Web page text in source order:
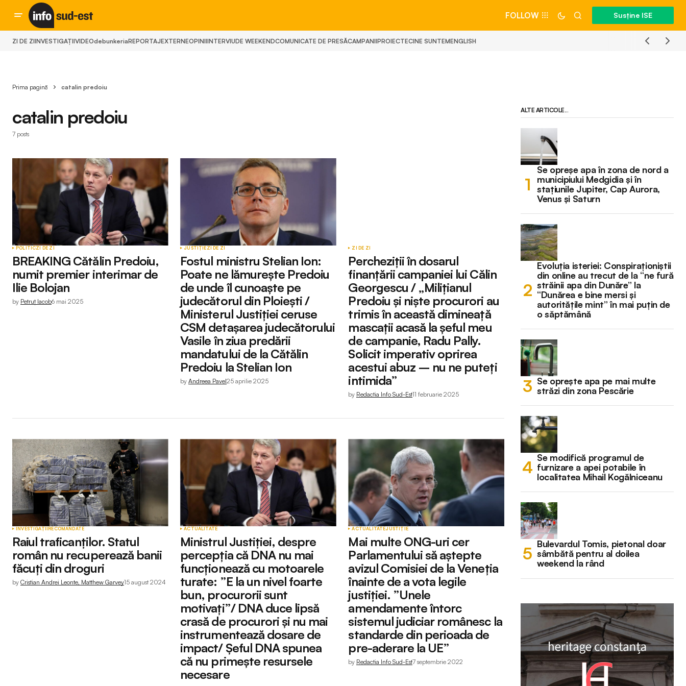
FOLLOW Susține ISE
ZI DE ZIINVESTIGAȚIIVIDEOdebunkeriaREPORTAJEXTERNEOPINIIINTERVIUDE WEEKENDCOMUNICATE DE PRESĂCAMPANIIPROIECTECINE SUNTEMENGLISH
Prima pagină catalin predoiu
catalin predoiu
7 posts
POLITICZI DE ZI
BREAKING Cătălin Predoiu,
numit premier interimar de
Ilie Bolojan
by Petruț Iacob6 mai 2025
JUSTIȚIEZI DE ZI
Fostul ministru Stelian Ion:
Poate ne lămurește Predoiu
de unde îl cunoaște pe
judecătorul din Ploiești /
Ministerul Justiției ceruse
CSM detașarea judecătorului
Vasile în ziua predării
mandatului de la Cătălin
Predoiu la Stelian Ion
by Andreea Pavel25 aprilie 2025
ZI DE ZI
Percheziții în dosarul
finanțării campaniei lui Călin
Georgescu / „Milițianul
Predoiu și niște procurori au
trimis în această dimineață
mascații acasă la șeful meu
de campanie, Radu Pally.
Solicit imperativ oprirea
acestui abuz – nu ne puteți
intimida”
by Redactia Info Sud-Est11 februarie 2025
INVESTIGAȚIIRECOMANDATE
Raiul traficanților. Statul
român nu recuperează banii
făcuți din droguri
by Cristian Andrei Leonte, Matthew Garvey15 august 2024
ACTUALITATE
Ministrul Justiției, despre
percepția că DNA nu mai
funcționează cu motoarele
turate: ”E la un nivel foarte
bun, procurorii sunt
motivați”/ DNA duce lipsă
crasă de procurori și nu mai
instrumentează dosare de
impact/ Șeful DNA spunea
că nu primește resursele
necesare
ACTUALITATEJUSTIȚIE
Mai multe ONG-uri cer
Parlamentului să aștepte
avizul Comisiei de la Veneția
înainte de a vota legile
justiției. ”Unele
amendamente întorc
sistemul judiciar românesc la
standarde din perioada de
pre-aderare la UE”
by Redactia Info Sud-Est7 septembrie 2022
ALTE ARTICOLE...
Se opreșe apa în zona de nord a
municipiului Medgidia și în
stațiunile Jupiter, Cap Aurora,
Venus și Saturn
Evoluția isteriei: Conspiraționiștii
din online au trecut de la “ne fură
străinii apa din Dunăre” la
“Dunărea e bine mersi și
autoritățile mint” în mai puțin de
o săptămână
Se oprește apa pe mai multe
străzi din zona Pescărie
Se modifică programul de
furnizare a apei potabile în
localitatea Mihail Kogălniceanu
Bulevardul Tomis, pietonal doar
sâmbătă pentru al doilea
weekend la rând